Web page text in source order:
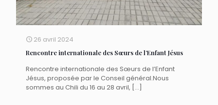
26 avril 2024
Rencontre internationale des Sœurs de l’Enfant Jésus
Rencontre internationale des Sœurs de l’Enfant
Jésus, proposée par le Conseil général.Nous
sommes au Chili du 16 au 28 avril, […]